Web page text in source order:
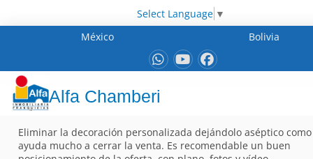
Select Language ▼
México
Bolivia
Alfa Chamberi
Eliminar la decoración personalizada dejándolo aséptico
ayuda mucho a cerrar la venta. Es recomendable un buen